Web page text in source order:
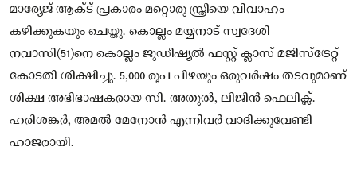
മാര്യേജ് ആക്‌ട് പ്രകാരം മറ്റൊരു സ്ത്രീയെ വിവാഹം
കഴിക്കുകയും ചെയ്തു. കൊല്ലം മയ്യനാട് സ്വദേശി
നവാസി(51)നെ കൊല്ലം ജുഡീഷ്യൽ ഫസ്റ്റ് ക്ലാസ് മജി‌സ്ട്രേറ്റ്
കോടതി ശിക്ഷിച്ചു. 5,000 രൂപ പിഴയും ഒരുവർഷം തടവുമാണ്
ശിക്ഷ അഭിഭാഷകരായ സി. അതുൽ, ലിജിൻ ഫെലിക്സ്.
ഹരിശങ്കർ, അമൽ മേനോൻ എന്നിവർ വാദിക്കുവേണ്ടി
ഹാജരായി.